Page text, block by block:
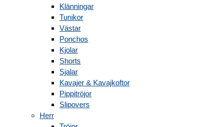
Klänningar
Tunikor
Västar
Ponchos
Kjolar
Shorts
Sjalar
Kavajer & Kavajkoftor
Pippitröjor
Slipovers
Herr